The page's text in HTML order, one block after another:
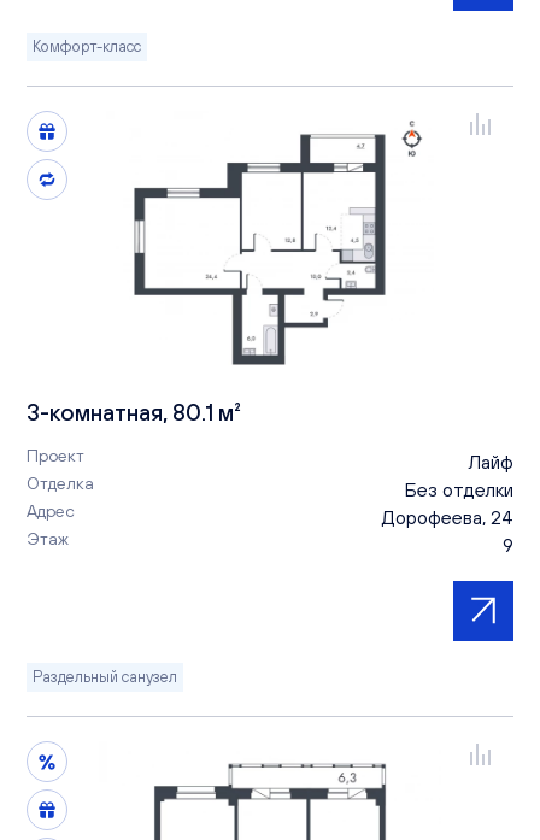
Комфорт-класс
3-комнатная, 80.1 м²
Проект Лайф
Отделка Без отделки
Адрес Дорофеева, 24
Этаж 9
Раздельный санузел